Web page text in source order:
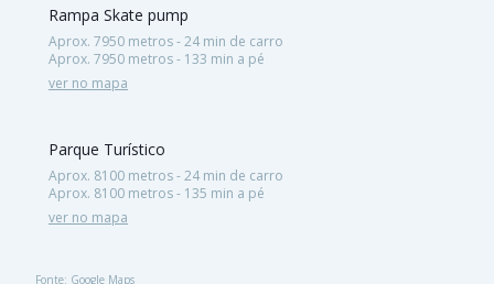
Rampa Skate pump
Aprox. 7950 metros - 24 min de carro
Aprox. 7950 metros - 133 min a pé
ver no mapa
Parque Turístico
Aprox. 8100 metros - 24 min de carro
Aprox. 8100 metros - 135 min a pé
ver no mapa
Fonte: Google Maps